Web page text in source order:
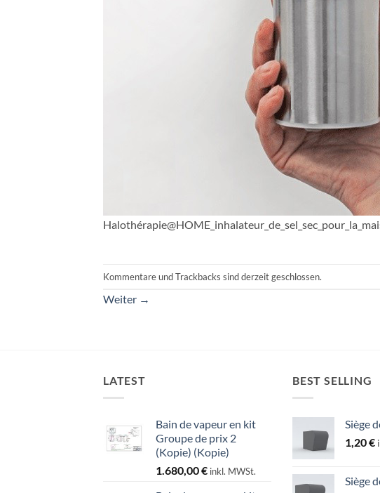
Kommentare und Trackbacks sind derzeit geschlossen.
Weiter →
LATEST
Bain de vapeur en kit
Groupe de prix 2
(Kopie) (Kopie)
1.680,00€ inkl. MWSt.
BEST SELLING
Siège
1,20€
Siège